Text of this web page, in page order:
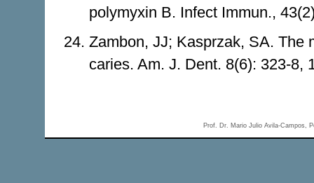
polymyxin B. Infect Immun.,
Zambon, JJ; Kasprzak, SA. The
caries. Am. J. Dent. 8(6): 323-8,
Prof. Dr. Mario Julio Avila-Campos,